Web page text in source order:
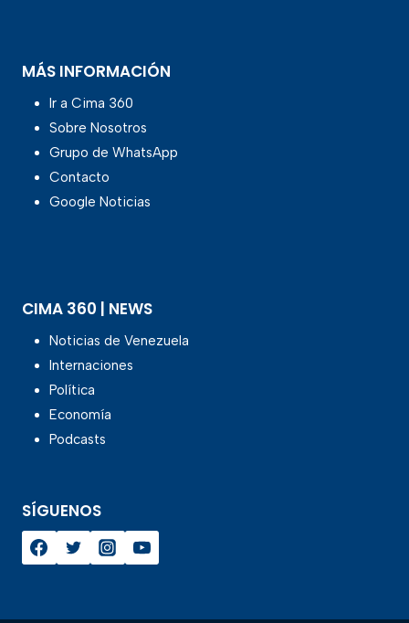
MÁS INFORMACIÓN
Ir a Cima 360
Sobre Nosotros
Grupo de WhatsApp
Contacto
Google Noticias
CIMA 360 | NEWS
Noticias de Venezuela
Internaciones
Política
Economía
Podcasts
SÍGUENOS